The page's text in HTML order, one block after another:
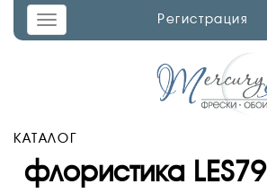
Регистрация
Toggle
navigation
КАТАЛОГ
флористика LES79